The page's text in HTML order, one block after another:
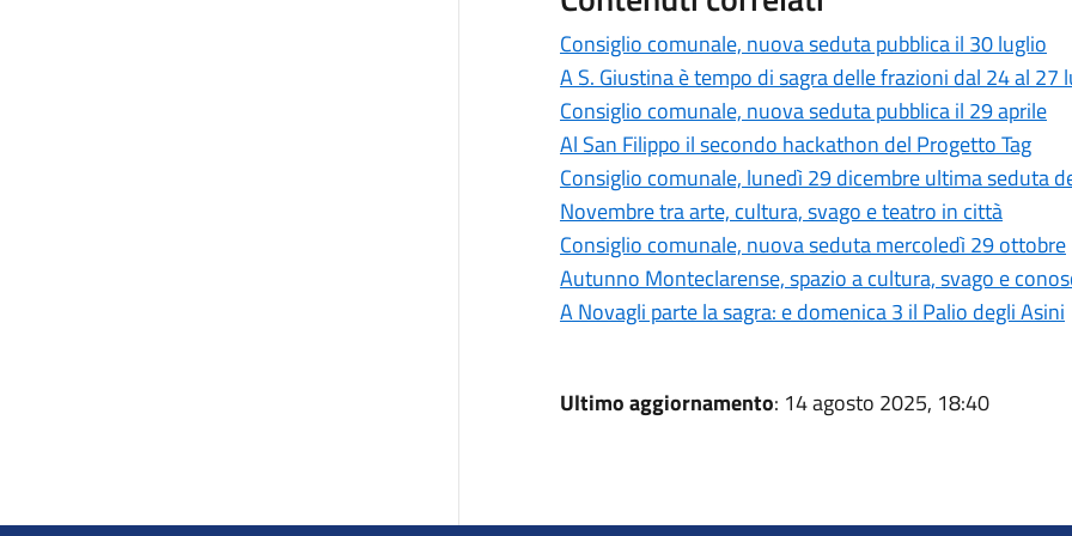
Consiglio comunale, nuova seduta pubblica il 30 luglio
A S. Giustina è tempo di sagra delle frazioni dal 24 al 27
Consiglio comunale, nuova seduta pubblica il 29 aprile
Al San Filippo il secondo hackathon del Progetto Tag
Consiglio comunale, lunedì 29 dicembre ultima seduta
Novembre tra arte, cultura, svago e teatro in città
Consiglio comunale, nuova seduta mercoledì 29 ottobre
Autunno Monteclarense, spazio a cultura, svago e
A Novagli parte la sagra: e domenica 3 il Palio degli Asini
Ultimo aggiornamento: 14 agosto 2025, 18:40